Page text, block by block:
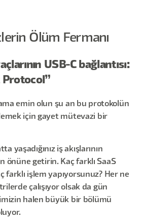
Ölüm Fermanı
USB-C bağlantısı:
emin olun şu an bu protokolün
için gayet mütevazi bir
yaşadığınız iş akışlarının
önüne getirin. Kaç farklı SaaS
farklı işlem yapıyorsunuz? Her ne
çalışıyor olsak da gün
halen büyük bir bölümü